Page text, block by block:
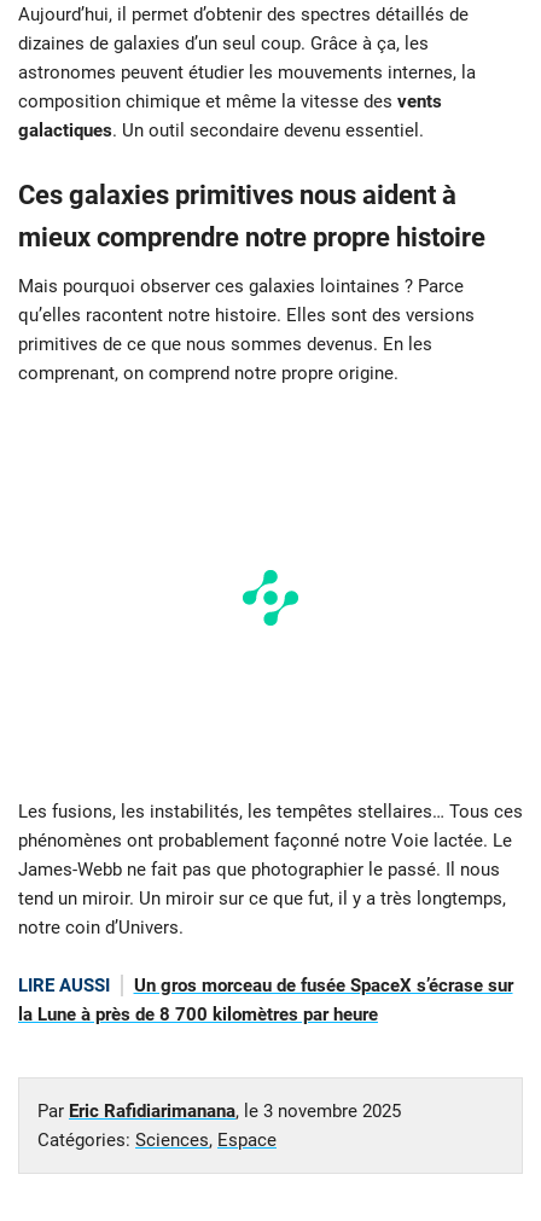
Aujourd’hui, il permet d’obtenir des spectres détaillés de
dizaines de galaxies d’un seul coup. Grâce à ça, les
astronomes peuvent étudier les mouvements internes, la
composition chimique et même la vitesse des vents
galactiques. Un outil secondaire devenu essentiel.
Ces galaxies primitives nous aident à
mieux comprendre notre propre histoire
Mais pourquoi observer ces galaxies lointaines ? Parce
qu’elles racontent notre histoire. Elles sont des versions
primitives de ce que nous sommes devenus. En les
comprenant, on comprend notre propre origine.
Les fusions, les instabilités, les tempêtes stellaires… Tous ces
phénomènes ont probablement façonné notre Voie lactée. Le
James-Webb ne fait pas que photographier le passé. Il nous
tend un miroir. Un miroir sur ce que fut, il y a très longtemps,
notre coin d’Univers.
LIRE AUSSI
Un gros morceau de fusée SpaceX s’écrase sur
la Lune à près de 8 700 kilomètres par heure
Par Eric Rafidiarimanana, le 3 novembre 2025
Catégories: Sciences, Espace